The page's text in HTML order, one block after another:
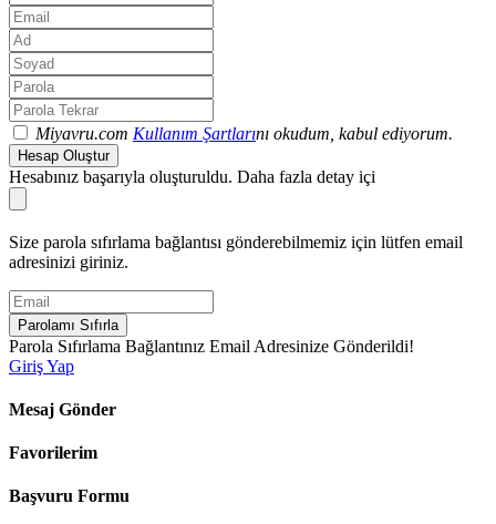
Miyavru.com Kullanım Şartlarını okudum, kabul ediyorum.
Hesap Oluştur
Hesabınız başarıyla oluşturuldu. Daha fazla detay içi
Size parola sıfırlama bağlantısı gönderebilmemiz için lütfen email
adresinizi giriniz.
Parolamı Sıfırla
Parola Sıfırlama Bağlantınız Email Adresinize Gönderildi!
Giriş Yap
Mesaj Gönder
Favorilerim
Başvuru Formu